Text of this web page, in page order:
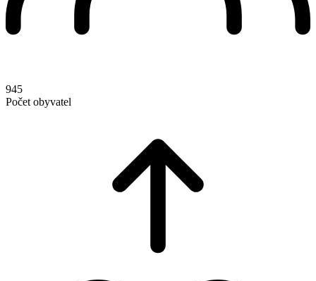
945
Počet obyvatel